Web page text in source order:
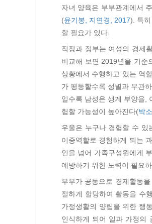
자녀 양육은 부부관계에서
(윤기봉, 지연경, 2017). 특
할 필요가 있다.
직장과 정부는 여성의 경제
비교해 보면 2019년을 기준
상황에서 수행하고 있는 역
가 평등할수록 성별과 무관
일수록 남성은 생계 부양을,
험할 가능성이 높아진다(박
우울은 누구나 경험할 수 있
이중역할로 경험하게 되는
인을 넘어 가족구성원에게
예방하기 위한 노력이 필요
부부가 공동으로 경제활동
절하게 할당하여 활동을 수
가정생활의 양립을 위한 행
인식하게 되어 일과 가정의